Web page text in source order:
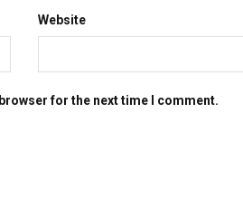
Website
for the next time I comment.